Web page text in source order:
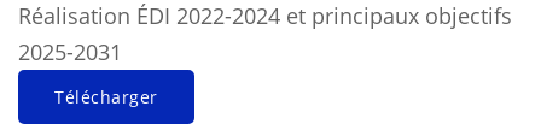
Réalisation ÉDI 2022-2024 et principaux objectifs
2025-2031
Télécharger